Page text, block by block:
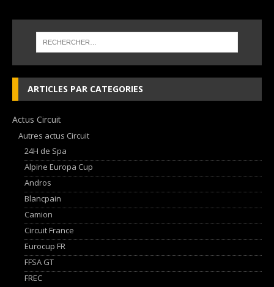
ARTICLES PAR CATEGORIES
Actus Circuit
Autres actus Circuit
24H de Spa
Alpine Europa Cup
Andros
Blancpain
Camion
Circuit France
Eurocup FR
FFSA GT
FREC